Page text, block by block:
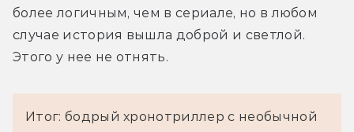
более логичным, чем в сериале, но в любом
случае история вышла доброй и светлой.
Этого у нее не отнять.
Итог: бодрый хронотриллер с необычной